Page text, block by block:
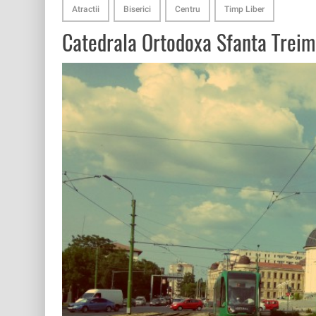
Atractii Biserici Centru Timp Liber
Catedrala Ortodoxa Sfanta